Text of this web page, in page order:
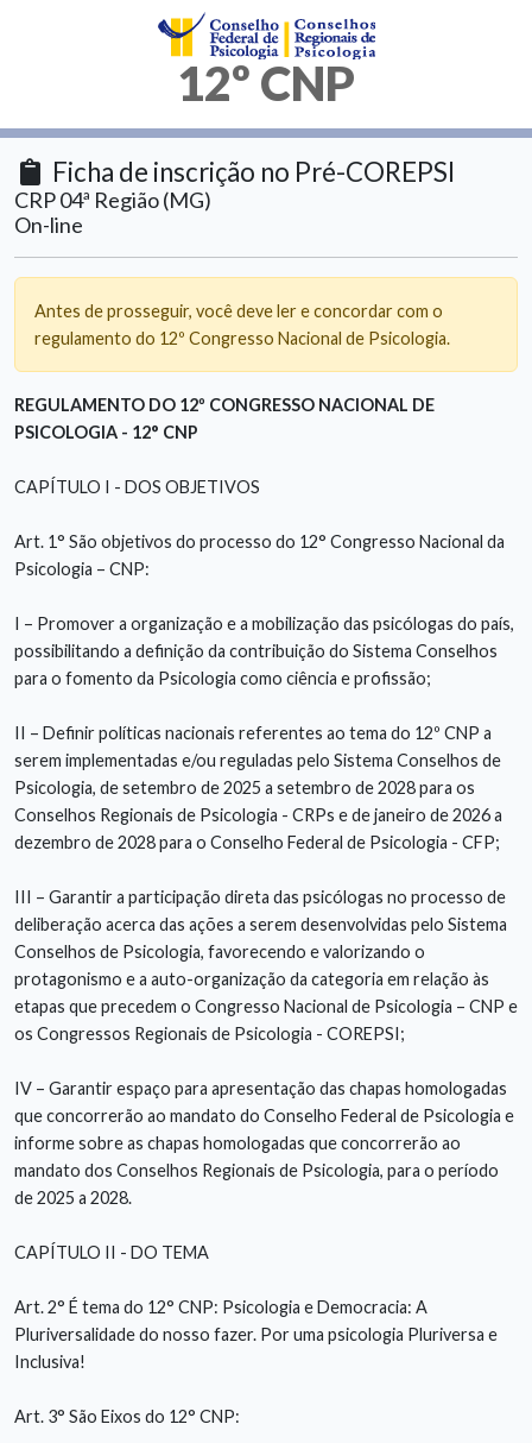
12º CNP
Ficha de inscrição no Pré-COREPSI
CRP 04ª Região (MG)
On-line
Antes de prosseguir, você deve ler e concordar com o
regulamento do 12º Congresso Nacional de Psicologia.
REGULAMENTO DO 12º CONGRESSO NACIONAL DE
PSICOLOGIA - 12° CNP
CAPÍTULO I - DOS OBJETIVOS
Art. 1° São objetivos do processo do 12° Congresso Nacional da
Psicologia – CNP:
I – Promover a organização e a mobilização das psicólogas do país,
possibilitando a definição da contribuição do Sistema Conselhos
para o fomento da Psicologia como ciência e profissão;
II – Definir políticas nacionais referentes ao tema do 12º CNP a
serem implementadas e/ou reguladas pelo Sistema Conselhos de
Psicologia, de setembro de 2025 a setembro de 2028 para os
Conselhos Regionais de Psicologia - CRPs e de janeiro de 2026 a
dezembro de 2028 para o Conselho Federal de Psicologia - CFP;
III – Garantir a participação direta das psicólogas no processo de
deliberação acerca das ações a serem desenvolvidas pelo Sistema
Conselhos de Psicologia, favorecendo e valorizando o
protagonismo e a auto-organização da categoria em relação às
etapas que precedem o Congresso Nacional de Psicologia – CNP e
os Congressos Regionais de Psicologia - COREPSI;
IV – Garantir espaço para apresentação das chapas homologadas
que concorrerão ao mandato do Conselho Federal de Psicologia e
informe sobre as chapas homologadas que concorrerão ao
mandato dos Conselhos Regionais de Psicologia, para o período
de 2025 a 2028.
CAPÍTULO II - DO TEMA
Art. 2° É tema do 12° CNP: Psicologia e Democracia: A
Pluriversalidade do nosso fazer. Por uma psicologia Pluriversa e
Inclusiva!
Art. 3° São Eixos do 12° CNP: